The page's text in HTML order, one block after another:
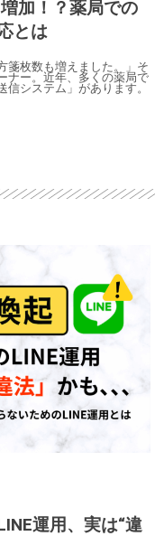
加！？薬局での
とは
箋枚数も増えました。」そ
ナー。近年、多くの薬局で
システム」があります。
運用、実は“違